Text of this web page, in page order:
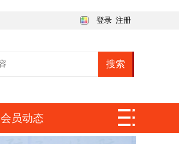
登录 注册
搜索
会员动态